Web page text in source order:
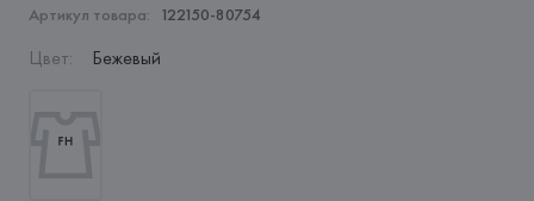
Артикул товара: 122150-80754
Цвет: Бежевый